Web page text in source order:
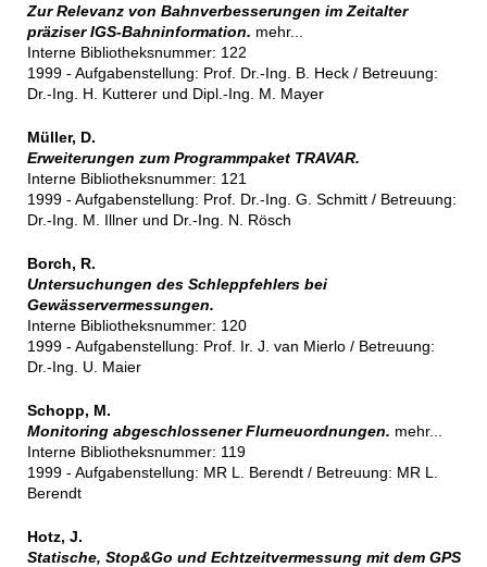
Zur Relevanz von Bahnverbesserungen im Zeitalter
präziser IGS-Bahninformation. mehr...
Interne Bibliotheksnummer: 122
1999 - Aufgabenstellung: Prof. Dr.-Ing. B. Heck / Betreuung:
Dr.-Ing. H. Kutterer und Dipl.-Ing. M. Mayer
Müller, D.
Erweiterungen zum Programmpaket TRAVAR.
Interne Bibliotheksnummer: 121
1999 - Aufgabenstellung: Prof. Dr.-Ing. G. Schmitt / Betreuung:
Dr.-Ing. M. Illner und Dr.-Ing. N. Rösch
Borch, R.
Untersuchungen des Schleppfehlers bei
Gewässervermessungen.
Interne Bibliotheksnummer: 120
1999 - Aufgabenstellung: Prof. Ir. J. van Mierlo / Betreuung:
Dr.-Ing. U. Maier
Schopp, M.
Monitoring abgeschlossener Flurneuordnungen. mehr...
Interne Bibliotheksnummer: 119
1999 - Aufgabenstellung: MR L. Berendt / Betreuung: MR L.
Berendt
Hotz, J.
Statische, Stop&Go und Echtzeitvermessung mit dem GPS